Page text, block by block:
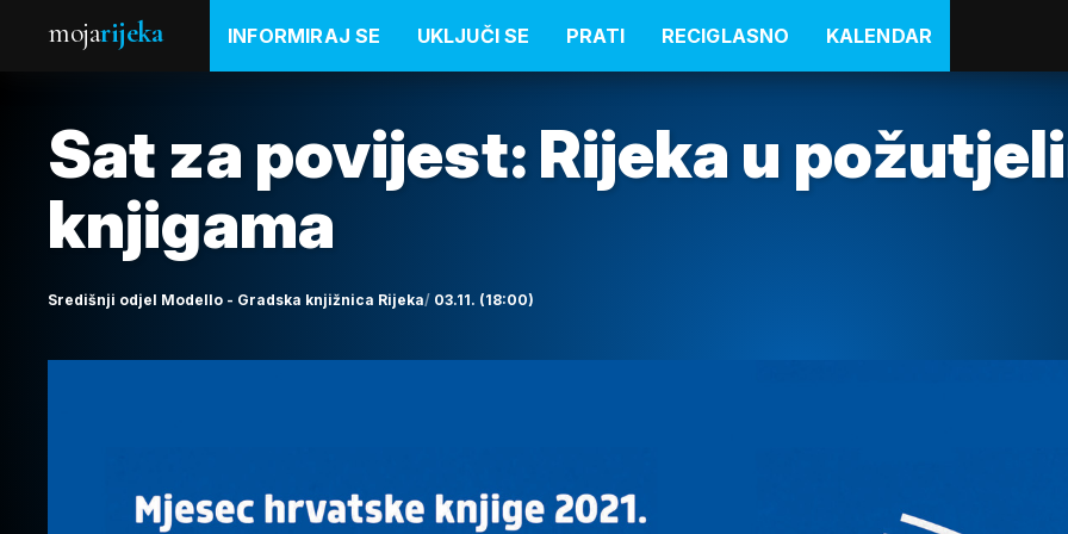
mojarijeka INFORMIRAJ SE UKLJUČI SE PRATI RECIGLASNO KALENDAR
Sat za povijest: Rijeka u
knjigama
Središnji odjel Modello - Gradska knjižnica Rijeka 03.11. (18:00)